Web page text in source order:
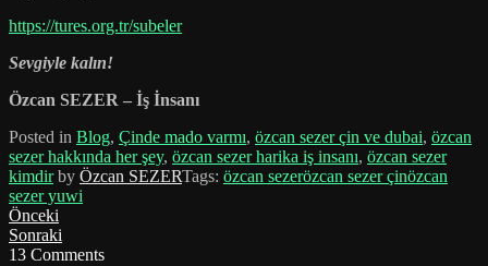
https://tures.org.tr/subeler
Sevgiyle kalın!
Özcan SEZER – İş İnsanı
Posted in Blog, Çinde mado varmı, özcan sezer çin ve dubai, özcan
sezer hakkında her şey, özcan sezer harika iş insanı, özcan sezer
kimdirby Özcan SEZERTags: özcan sezerözcan sezer çinözcan
sezer yuwi
Önceki
Sonraki
13 Comments